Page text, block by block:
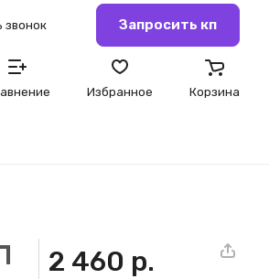
звонок Запросить кп
Избранное Корзина
2 460 р.